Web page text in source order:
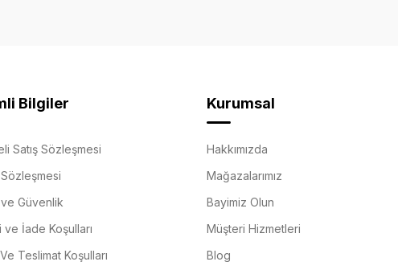
Bilgiler
Satış Sözleşmesi
Güvenlik
ve İade Koşulları
Teslimat Koşulları
Kurumsal
Hakkımızda
Mağazalarımız
Bayimiz Olun
Müşteri Hizmetleri
Blog